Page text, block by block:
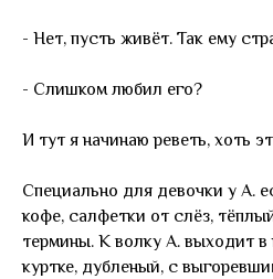
- Нет, пусть живёт. Так ему
- Слишком любил его?
И тут я начинаю реветь, хоть
Специально для девочки у А.
кофе, салфетки от слёз,
термины. К волку А. выходит в
куртке, дубленый, с